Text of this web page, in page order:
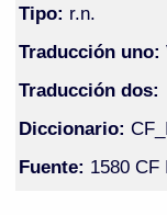
Tipo: r.n.
Traducción uno:
Traducción dos:
Diccionario:
Fuente: 1580 CF